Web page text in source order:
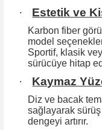
· Estetik ve
Karbon fiber
model
Sportif, klasik
sürücüye hitap
· Kaymaz
Diz ve bacak
sağlayarak sürüş
dengeyi artırır.